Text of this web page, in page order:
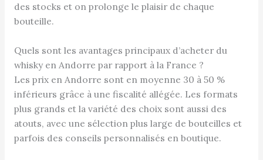
des stocks et on prolonge le plaisir de chaque
bouteille.
Quels sont les avantages principaux d’acheter du
whisky en Andorre par rapport à la France ?
Les prix en Andorre sont en moyenne 30 à 50 %
inférieurs grâce à une fiscalité allégée. Les formats
plus grands et la variété des choix sont aussi des
atouts, avec une sélection plus large de bouteilles et
parfois des conseils personnalisés en boutique.